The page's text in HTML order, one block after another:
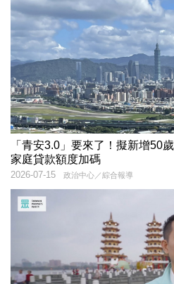
「青安3.0」要來了！擬新增
家庭貸款額度加碼
政治中心／綜合報導
2026-07-15